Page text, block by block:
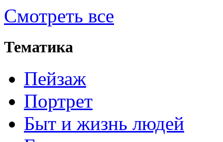
Смотреть все
Тематика
Пейзаж
Портрет
Быт и жизнь людей